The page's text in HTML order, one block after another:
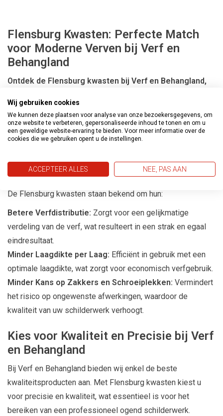
Flensburg Kwasten: Perfecte Match
voor Moderne Verven bij Verf en
Behangland
Ontdek de Flensburg kwasten bij Verf en Behangland,
zoals Sikkens XD High Gloss, Sikkens SB en Sikkens
Satura.Deze hoogwaardige synthetische kwasten bieden
een superieure verfapplicatie en zijn een essentiële tool
Voordelen van Flensburg Kwasten
De Flensburg kwasten staan bekend om hun:
Betere Verfdistributie: Zorgt voor een gelijkmatige
verdeling van de verf, wat resulteert in een strak en egaal
eindresultaat.
Minder Laagdikte per Laag: Efficiënt in gebruik met een
optimale laagdikte, wat zorgt voor economisch verfgebruik.
Minder Kans op Zakkers en Schroeiplekken: Vermindert
het risico op ongewenste afwerkingen, waardoor de
kwaliteit van uw schilderwerk verhoogt.
Kies voor Kwaliteit en Precisie bij Verf
en Behangland
Bij Verf en Behangland bieden wij enkel de beste
kwaliteitsproducten aan. Met Flensburg kwasten kiest u
voor precisie en kwaliteit, wat essentieel is voor het
bereiken van een professioneel ogend schilderwerk.
Wij gebruiken cookies
We kunnen deze plaatsen voor analyse van onze bezoekersgegevens, om
onze website te verbeteren, gepersonaliseerde inhoud te tonen en om u
een geweldige website-ervaring te bieden. Voor meer informatie over de
cookies die we gebruiken opent u de instellingen.
ACCEPTEER ALLES NEE, PAS AAN